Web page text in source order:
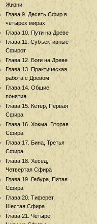
Жизни
Глава 9. Десять Сфир в
четырех мирах
Глава 10. Пути на Древе
Глава 11. Субъективные
Сфирот
Глава 12. Боги на Древе
Глава 13. Практическая
работа с Древом
Глава 14. Общие
понятия
Глава 15. Кетер, Первая
Сфира
Глава 16. Хокма, Вторая
Сфира
Глава 17. Бина, Третья
Сфира
Глава 18. Хесед,
Четвертая Сфира
Глава 19. Гебура, Пятая
Сфира
Глава 20. Тиферет,
Шестая Сфира
Глава 21. Четыре